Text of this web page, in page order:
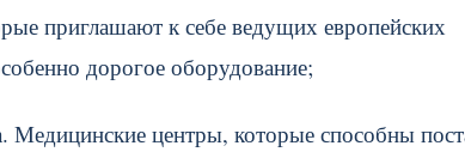
приглашают к себе ведущих европейских
дорогое оборудование;
Медицинские центры, которые способны